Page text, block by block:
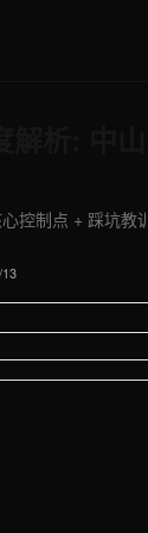
控制点 + 踩坑教